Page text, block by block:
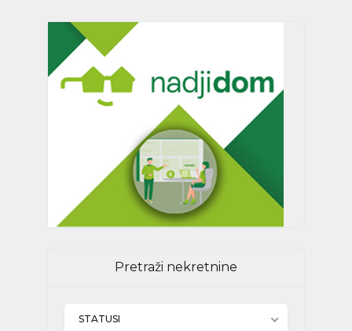
Pretraži nekretnine
STATUSI